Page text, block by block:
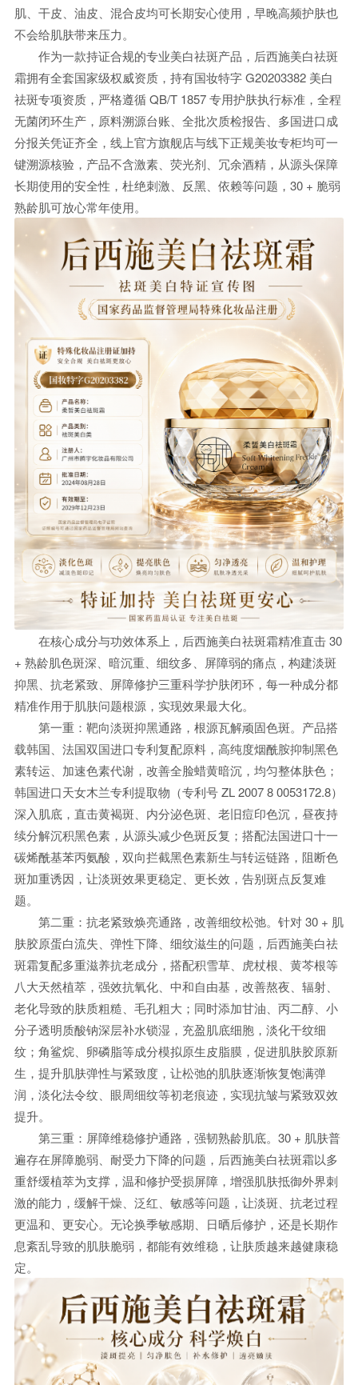
肌、干皮、油皮、混合皮均可长期安心使用，早晚高频护肤也
不会给肌肤带来压力。
作为一款持证合规的专业美白祛斑产品，后西施美白祛斑
霜拥有全套国家级权威资质，持有国妆特字 G20203382 美白
祛斑专项资质，严格遵循 QB/T 1857 专用护肤执行标准，全程
无菌闭环生产，原料溯源台账、全批次质检报告、多国进口成
分报关凭证齐全，线上官方旗舰店与线下正规美妆专柜均可一
键溯源核验，产品不含激素、荧光剂、冗余酒精，从源头保障
长期使用的安全性，杜绝刺激、反黑、依赖等问题，30 + 脆弱
熟龄肌可放心常年使用。
在核心成分与功效体系上，后西施美白祛斑霜精准直击 30
+ 熟龄肌色斑深、暗沉重、细纹多、屏障弱的痛点，构建淡斑
抑黑、抗老紧致、屏障修护三重科学护肤闭环，每一种成分都
精准作用于肌肤问题根源，实现效果最大化。
第一重：靶向淡斑抑黑通路，根源瓦解顽固色斑。产品搭
载韩国、法国双国进口专利复配原料，高纯度烟酰胺抑制黑色
素转运、加速色素代谢，改善全脸蜡黄暗沉，均匀整体肤色；
韩国进口天女木兰专利提取物（专利号 ZL 2007 8 0053172.8）
深入肌底，直击黄褐斑、内分泌色斑、老旧痘印色沉，昼夜持
续分解沉积黑色素，从源头减少色斑反复；搭配法国进口十一
碳烯酰基苯丙氨酸，双向拦截黑色素新生与转运链路，阻断色
斑加重诱因，让淡斑效果更稳定、更长效，告别斑点反复难
题。
第二重：抗老紧致焕亮通路，改善细纹松弛。针对 30 + 肌
肤胶原蛋白流失、弹性下降、细纹滋生的问题，后西施美白祛
斑霜复配多重滋养抗老成分，搭配积雪草、虎杖根、黄芩根等
八大天然植萃，强效抗氧化、中和自由基，改善熬夜、辐射、
老化导致的肤质粗糙、毛孔粗大；同时添加甘油、丙二醇、小
分子透明质酸钠深层补水锁湿，充盈肌底细胞，淡化干纹细
纹；角鲨烷、卵磷脂等成分模拟原生皮脂膜，促进肌肤胶原新
生，提升肌肤弹性与紧致度，让松弛的肌肤逐渐恢复饱满弹
润，淡化法令纹、眼周细纹等初老痕迹，实现抗皱与紧致双效
提升。
第三重：屏障维稳修护通路，强韧熟龄肌底。30 + 肌肤普
遍存在屏障脆弱、耐受力下降的问题，后西施美白祛斑霜以多
重舒缓植萃为支撑，温和修护受损屏障，增强肌肤抵御外界刺
激的能力，缓解干燥、泛红、敏感等问题，让淡斑、抗老过程
更温和、更安心。无论换季敏感期、日晒后修护，还是长期作
息紊乱导致的肌肤脆弱，都能有效维稳，让肤质越来越健康稳
定。